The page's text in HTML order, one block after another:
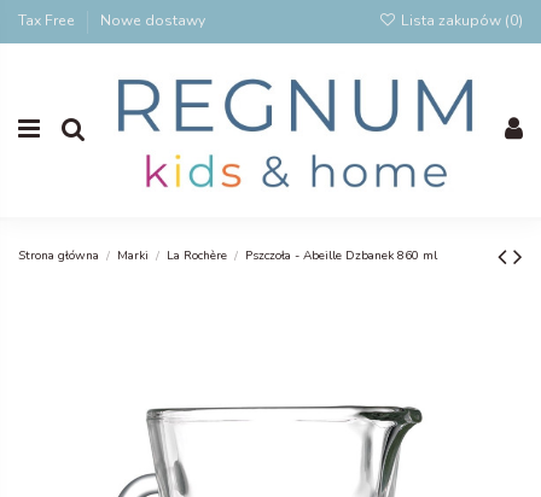
Tax Free Nowe dostawy Lista zakupów (0)
Strona główna Marki La Rochère Pszczoła - Abeille Dzbanek 860 ml